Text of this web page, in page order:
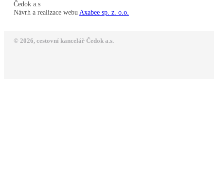
Čedok a.s
Návrh a realizace webu Axabee sp. z. o.o.
© 2026, cestovní kancelář Čedok a.s.